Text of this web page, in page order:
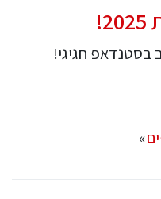
בסטנדאפ חגיגי!
»